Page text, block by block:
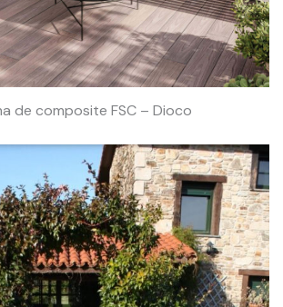
de composite FSC – Dioco